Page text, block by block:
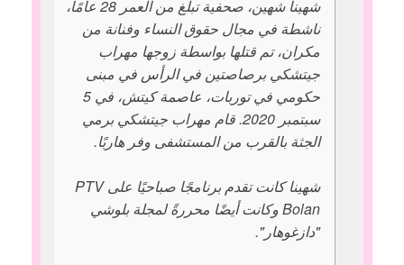
شهينا شهين، صحفية تبلغ من العمر 28 عامًا،
ناشطة في مجال حقوق النساء وفنانة من
مكران، تم قتلها بواسطة زوجها مهراب
جيتشكي برصاصتين في الرأس في مبنى
حكومي في توربات، عاصمة كيتش، في 5
سبتمبر 2020. قام مهراب جيتشكي برمي
الجثة بالقرب من المستشفى وفر هاربًا.
شهينا كانت تقدم برنامجًا صباحيًا على PTV
Bolan وكانت أيضًا محررةً لمجلة بلوشي
"دازغوهار".